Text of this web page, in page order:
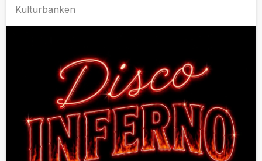
Kulturbanken